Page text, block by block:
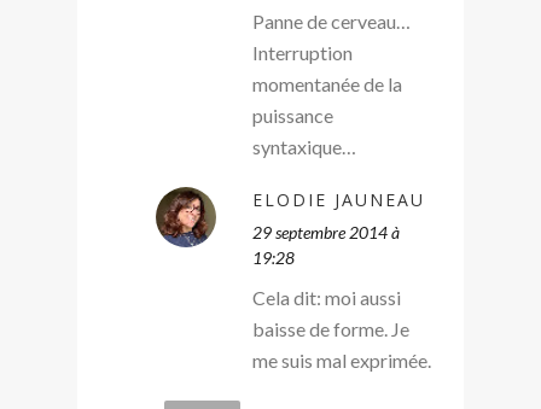
Panne de cerveau…
Interruption
momentanée de la
puissance
syntaxique…
ELODIE JAUNEAU
29 septembre 2014 à
19:28
Cela dit: moi aussi
baisse de forme. Je
me suis mal exprimée.